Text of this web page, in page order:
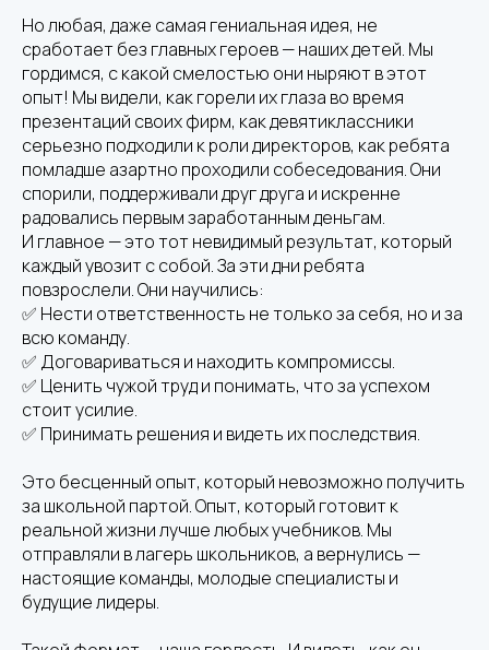
Но любая, даже самая гениальная идея, не
сработает без главных героев — наших детей. Мы
гордимся, с какой смелостью они ныряют в этот
опыт! Мы видели, как горели их глаза во время
презентаций своих фирм, как девятиклассники
серьезно подходили к роли директоров, как ребята
помладше азартно проходили собеседования. Они
спорили, поддерживали друг друга и искренне
радовались первым заработанным деньгам.
И главное — это тот невидимый результат, который
каждый увозит с собой. За эти дни ребята
повзрослели. Они научились:
✅ Нести ответственность не только за себя, но и за
всю команду.
✅ Договариваться и находить компромиссы.
✅ Ценить чужой труд и понимать, что за успехом
стоит усилие.
✅ Принимать решения и видеть их последствия.
Это бесценный опыт, который невозможно получить
за школьной партой. Опыт, который готовит к
реальной жизни лучше любых учебников. Мы
отправляли в лагерь школьников, а вернулись —
настоящие команды, молодые специалисты и
будущие лидеры.